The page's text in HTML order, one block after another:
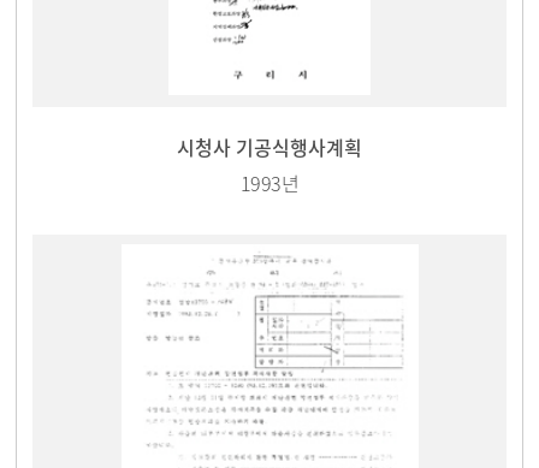
시청사 기공식행사계획
1993년